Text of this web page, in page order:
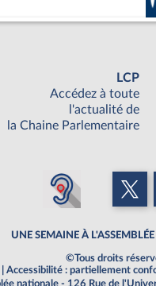
LCP
Accédez à toute
l'actualité de
la Chaine Parlementaire
UNE SEMAINE À L'ASSEMBLÉE
©Tous droits
Accessibilité : partiellement
nationale - 126 Rue de